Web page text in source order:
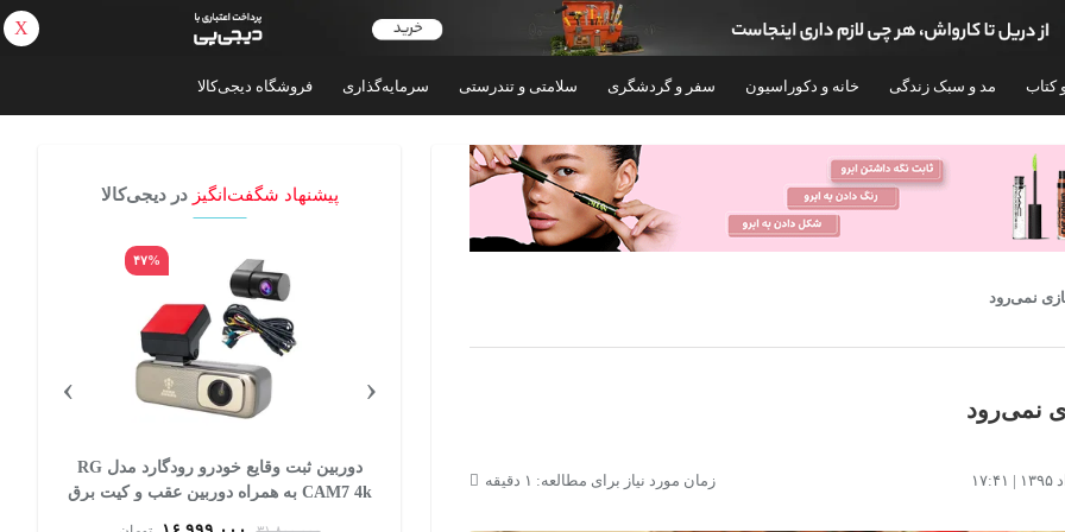
کتاب مد و سبک زندگی خانه و دکوراسیون سفر و گردشگری سلامتی و تندرستی سرمایه‌گذاری فروشگاه دیجی‌کالا
نمی‌رود
نمی‌رود
زمان مورد نیاز برای مطالعه: ۱ دقیقه
پیشنهاد شگفت‌انگیز در دیجی‌کالا
111 بسته 6 عددی
۴۷%
دوربین ثبت وقایع خودرو رودگارد مدل RG
CAM7 4k به همراه دوربین عقب و کیت برق
‹
›
X